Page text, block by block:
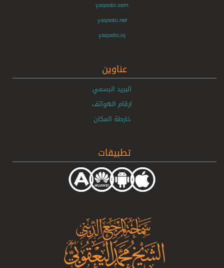
yaqoobi.com
yaqoobi.net
yaqoobi.iq
عناوين
البريد الرسمي
ارقام الهواتف
خارطة المكان
تطبيقات